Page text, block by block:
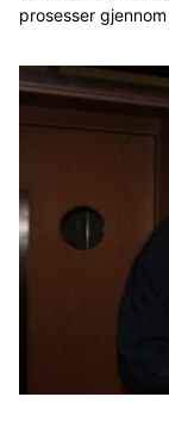
prosesser